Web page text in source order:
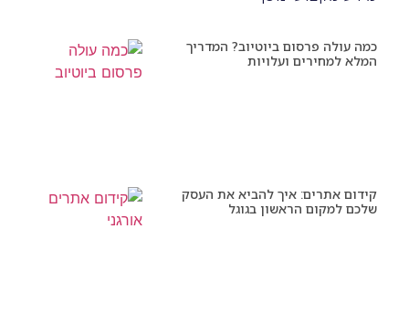
כמה עולה פרסום ביוטיוב? המדריך
המלא למחירים ועלויות
קידום אתרים: איך להביא את העסק
שלכם למקום הראשון בגוגל